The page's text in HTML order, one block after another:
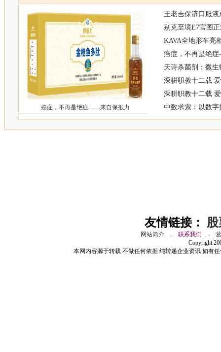
癌症，不再是绝症——来自保抵力
王老吉保济口服液
别克至境E7官图
KAVA全地形车亮
癌症，不再是绝
天诗杀菌剂：微
深耕职教十二载
深耕职教十二载
中数求索：以数
友情链接：
网站简介 - 联系我们 -
Copyright
本网内容源于转载 不做任何依据 纯转递企业资讯 如有